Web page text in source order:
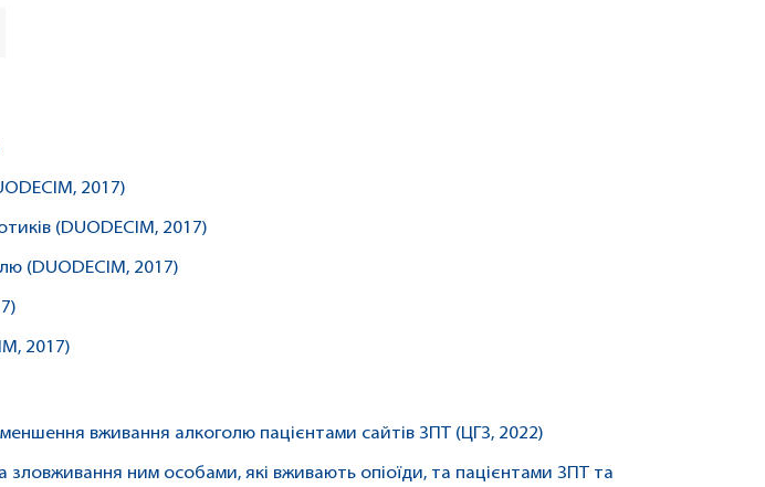
2017)
(DUODECIM, 2017)
(DUODECIM, 2017)
2017)
вживання алкоголю пацієнтами сайтів ЗПТ (ЦГЗ, 2022)
ним особами, які вживають опіоїди, та пацієнтами ЗПТ та